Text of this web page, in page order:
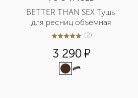
BETTER THAN SEX Тушь
для ресниц объемная
5из 52 (2)
3 290¤